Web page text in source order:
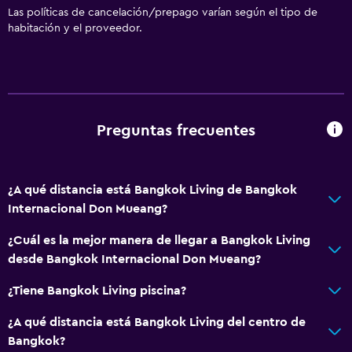
Microondas
Tostadora
Accesibilidad y adecuación
Habitaciones para no fumadores disponibles
Ascensor
Ascensor disponible
Fregadero bajo
Almohada sin plumas
Las políticas de cancelación/prepago varían según el tipo de
habitación y el proveedor.
Preguntas frecuentes
¿A qué distancia está Bangkok Living de Bangkok
Internacional Don Mueang?
¿Cuál es la mejor manera de llegar a Bangkok Living
desde Bangkok Internacional Don Mueang?
¿Tiene Bangkok Living piscina?
¿A qué distancia está Bangkok Living del centro de
Bangkok?